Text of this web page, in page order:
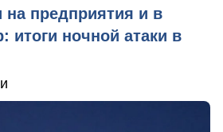
предприятия и в
итоги ночной атаки в